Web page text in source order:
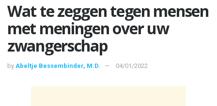
Wat te zeggen tegen mensen
met meningen over uw
zwangerschap
by Abeltje Bessembinder, M.D. 04/01/2022